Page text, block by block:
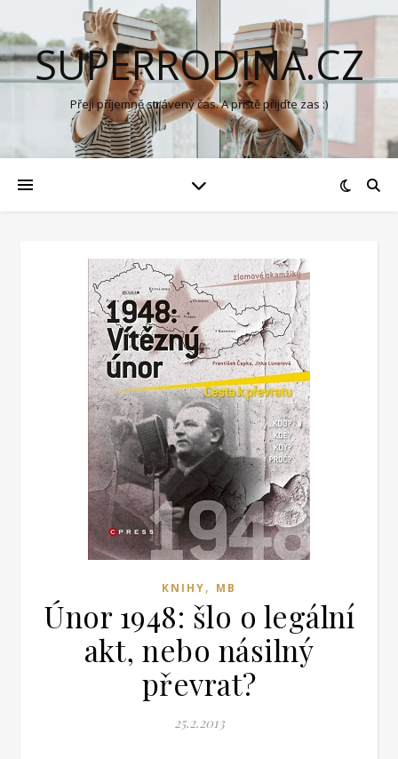
SUPERRODINA.CZ
Přeji příjemně strávený čas. A příště přijďte zas :)
KNIHY, MB
Únor 1948: šlo o legální
akt, nebo násilný
převrat?
25.2.2013